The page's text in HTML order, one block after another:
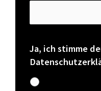
Ja, ich stimme